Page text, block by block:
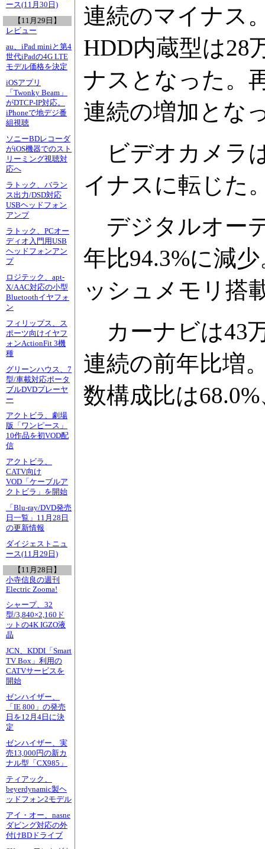
ース(11月30日)
【11月29日】
レビュー
au、iPad miniと第4
世代iPadの4G LTE
モデル価格を決定
iOSアプリ
「Twonky Beam」
がDTCP-IP対応。
iPhoneで地デジ番
組視聴
ソニーBDレコーダ
がiOS機器でのスト
リーミング視聴対
応へ
ラトック、バラン
ス出力/DSD対応
USBヘッドフォン
アンプ
ラトック、PCオー
ディオ入門用USB
ヘッドフォンアン
プ
ロジテック、apt-
X/AAC対応の小型
Bluetoothイヤフォ
ン
フィリップス、ス
ポーツ向けイヤフ
ォンActionFit 3機
種
グリーンハウス、7
型/車載対応ポータ
ブルDVDプレーヤ
ー
アクトビラ、劇場
版「ワンピース」
10作品を初VOD配
信
アクトビラ、
CATV向け
VOD「ケーブルア
クトビラ」を開始
「Blu-ray/DVD発売
日一覧」11月28日
の更新情報
ダイジェストニュ
ース(11月29日)
【11月28日】
小寺信良の週刊
Electric Zooma!
シャープ、32
型/3,840×2,160ド
ットの4K IGZO液
晶
JCN、KDDI「Smart
TV Box」利用の
CATVサービスを
開始
ゼンハイザー、
「IE 800」の発売
日を12月4日に決
定
ゼンハイザー、実
売13,000円の新カ
ナル型「CX985」
ティアック、
beyerdynamic製ヘ
ッドフォン2モデル
アイ・オー、nasne
ダビング対応の外
付けBDドライブ
連続のマイナス
HDD内蔵型は28
ナスとなった。
連続の増加とな
ビデオカメラ
イナスに転じた
デジタルオー
年比94.3%に減
ッシュメモリ搭
カーナビは43
連続の前年比増
数構成比は